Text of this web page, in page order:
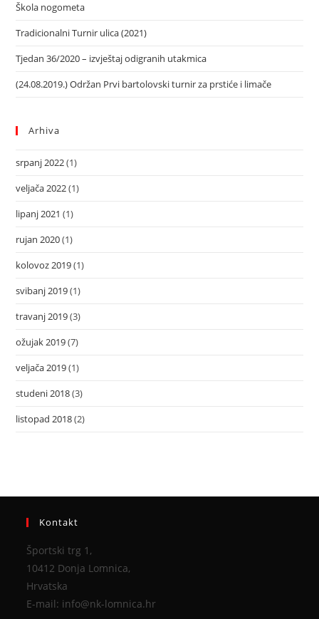
Škola nogometa
Tradicionalni Turnir ulica (2021)
Tjedan 36/2020 – izvještaj odigranih utakmica
(24.08.2019.) Održan Prvi bartolovski turnir za prstiće i limače
Arhiva
srpanj 2022(1)
veljača 2022(1)
lipanj 2021 (1)
rujan 2020(1)
kolovoz 2019(1)
svibanj 2019(1)
travanj 2019(3)
ožujak 2019(7)
veljača 2019(1)
studeni 2018(3)
listopad 2018(2)
Kontakt
Športski trg 1,
10412 Donja Lomnica,
Hrvatska
E-mail: info@nk-lomnica.hr